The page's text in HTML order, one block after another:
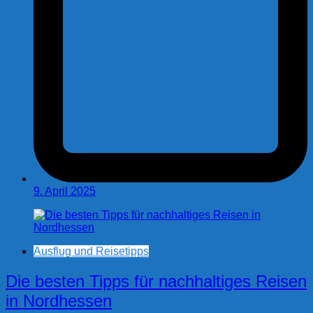
9. April 2025
Ausflug und Reisetipps
Die besten Tipps für nachhaltiges Reisen
in Nordhessen